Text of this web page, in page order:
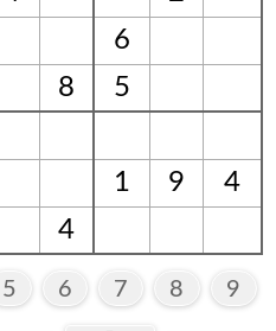
6
8
5
1 9
4
4
5 6 7 8 9